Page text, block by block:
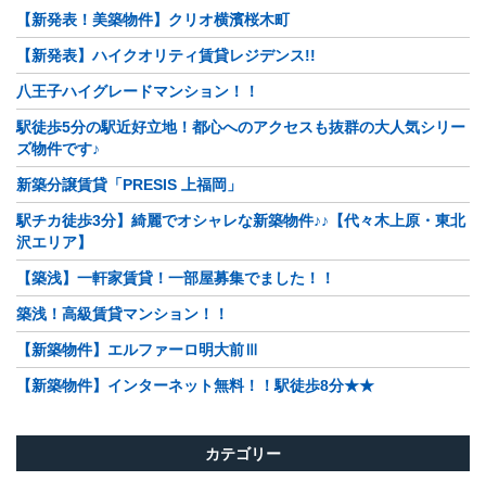
【新発表！美築物件】クリオ横濱桜木町
【新発表】ハイクオリティ賃貸レジデンス!!
八王子ハイグレードマンション！！
駅徒歩5分の駅近好立地！都心へのアクセスも抜群の大人気シリー
ズ物件です♪
新築分譲賃貸「PRESIS 上福岡」
駅チカ徒歩3分】綺麗でオシャレな新築物件♪♪【代々木上原・東北
沢エリア】
【築浅】一軒家賃貸！一部屋募集でました！！
築浅！高級賃貸マンション！！
【新築物件】エルファーロ明大前Ⅲ
【新築物件】インターネット無料！！駅徒歩8分★★
カテゴリー